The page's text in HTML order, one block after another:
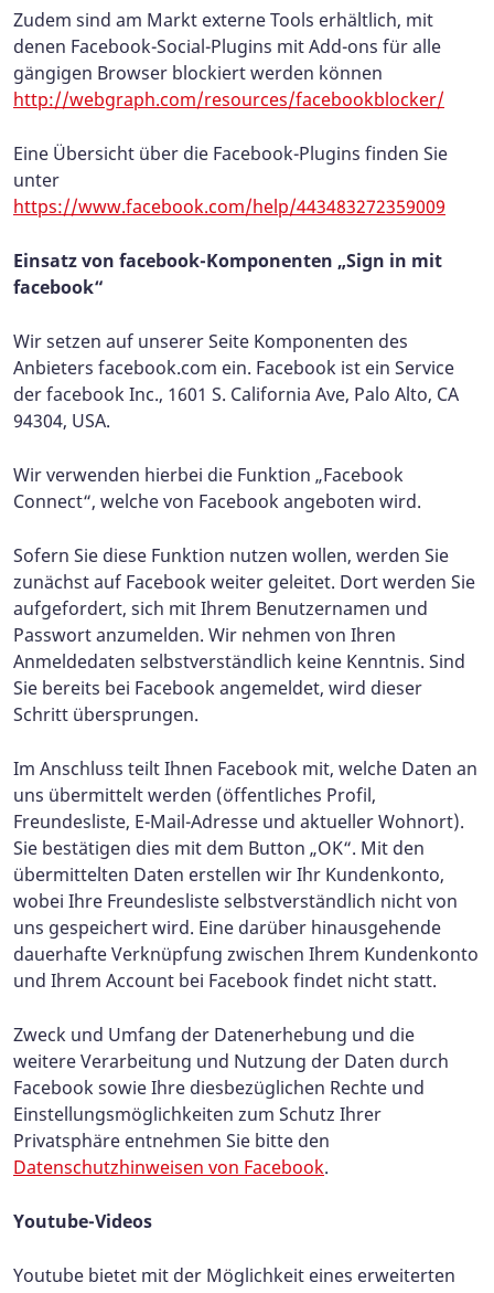
Zudem sind am Markt externe Tools erhältlich, mit
denen Facebook-Social-Plugins mit Add-ons für alle
gängigen Browser blockiert werden können
http://webgraph.com/resources/facebookblocker/
Eine Übersicht über die Facebook-Plugins finden Sie
unter
https://www.facebook.com/help/443483272359009
Einsatz von facebook-Komponenten „Sign in mit
facebook“
Wir setzen auf unserer Seite Komponenten des
Anbieters facebook.com ein. Facebook ist ein Service
der facebook Inc., 1601 S. California Ave, Palo Alto, CA
94304, USA.
Wir verwenden hierbei die Funktion „Facebook
Connect“, welche von Facebook angeboten wird.
Sofern Sie diese Funktion nutzen wollen, werden Sie
zunächst auf Facebook weiter geleitet. Dort werden Sie
aufgefordert, sich mit Ihrem Benutzernamen und
Passwort anzumelden. Wir nehmen von Ihren
Anmeldedaten selbstverständlich keine Kenntnis. Sind
Sie bereits bei Facebook angemeldet, wird dieser
Schritt übersprungen.
Im Anschluss teilt Ihnen Facebook mit, welche Daten an
uns übermittelt werden (öffentliches Profil,
Freundesliste, E-Mail-Adresse und aktueller Wohnort).
Sie bestätigen dies mit dem Button „OK“. Mit den
übermittelten Daten erstellen wir Ihr Kundenkonto,
wobei Ihre Freundesliste selbstverständlich nicht von
uns gespeichert wird. Eine darüber hinausgehende
dauerhafte Verknüpfung zwischen Ihrem Kundenkonto
und Ihrem Account bei Facebook findet nicht statt.
Zweck und Umfang der Datenerhebung und die
weitere Verarbeitung und Nutzung der Daten durch
Facebook sowie Ihre diesbezüglichen Rechte und
Einstellungsmöglichkeiten zum Schutz Ihrer
Privatsphäre entnehmen Sie bitte den
Datenschutzhinweisen von Facebook.
Youtube-Videos
Youtube bietet mit der Möglichkeit eines erweiterten